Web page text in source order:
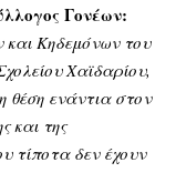
Γονέων:
και Κηδεμόνων του
Χαϊδαρίου,
θέση ενάντια στον
και της
τίποτα δεν έχουν